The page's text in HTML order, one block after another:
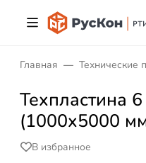
Главная Технические
(1000х5000
В избранное